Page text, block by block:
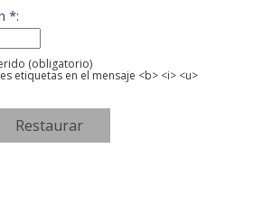
*:
(obligatorio)
etiquetas en el mensaje <b> <i> <u>